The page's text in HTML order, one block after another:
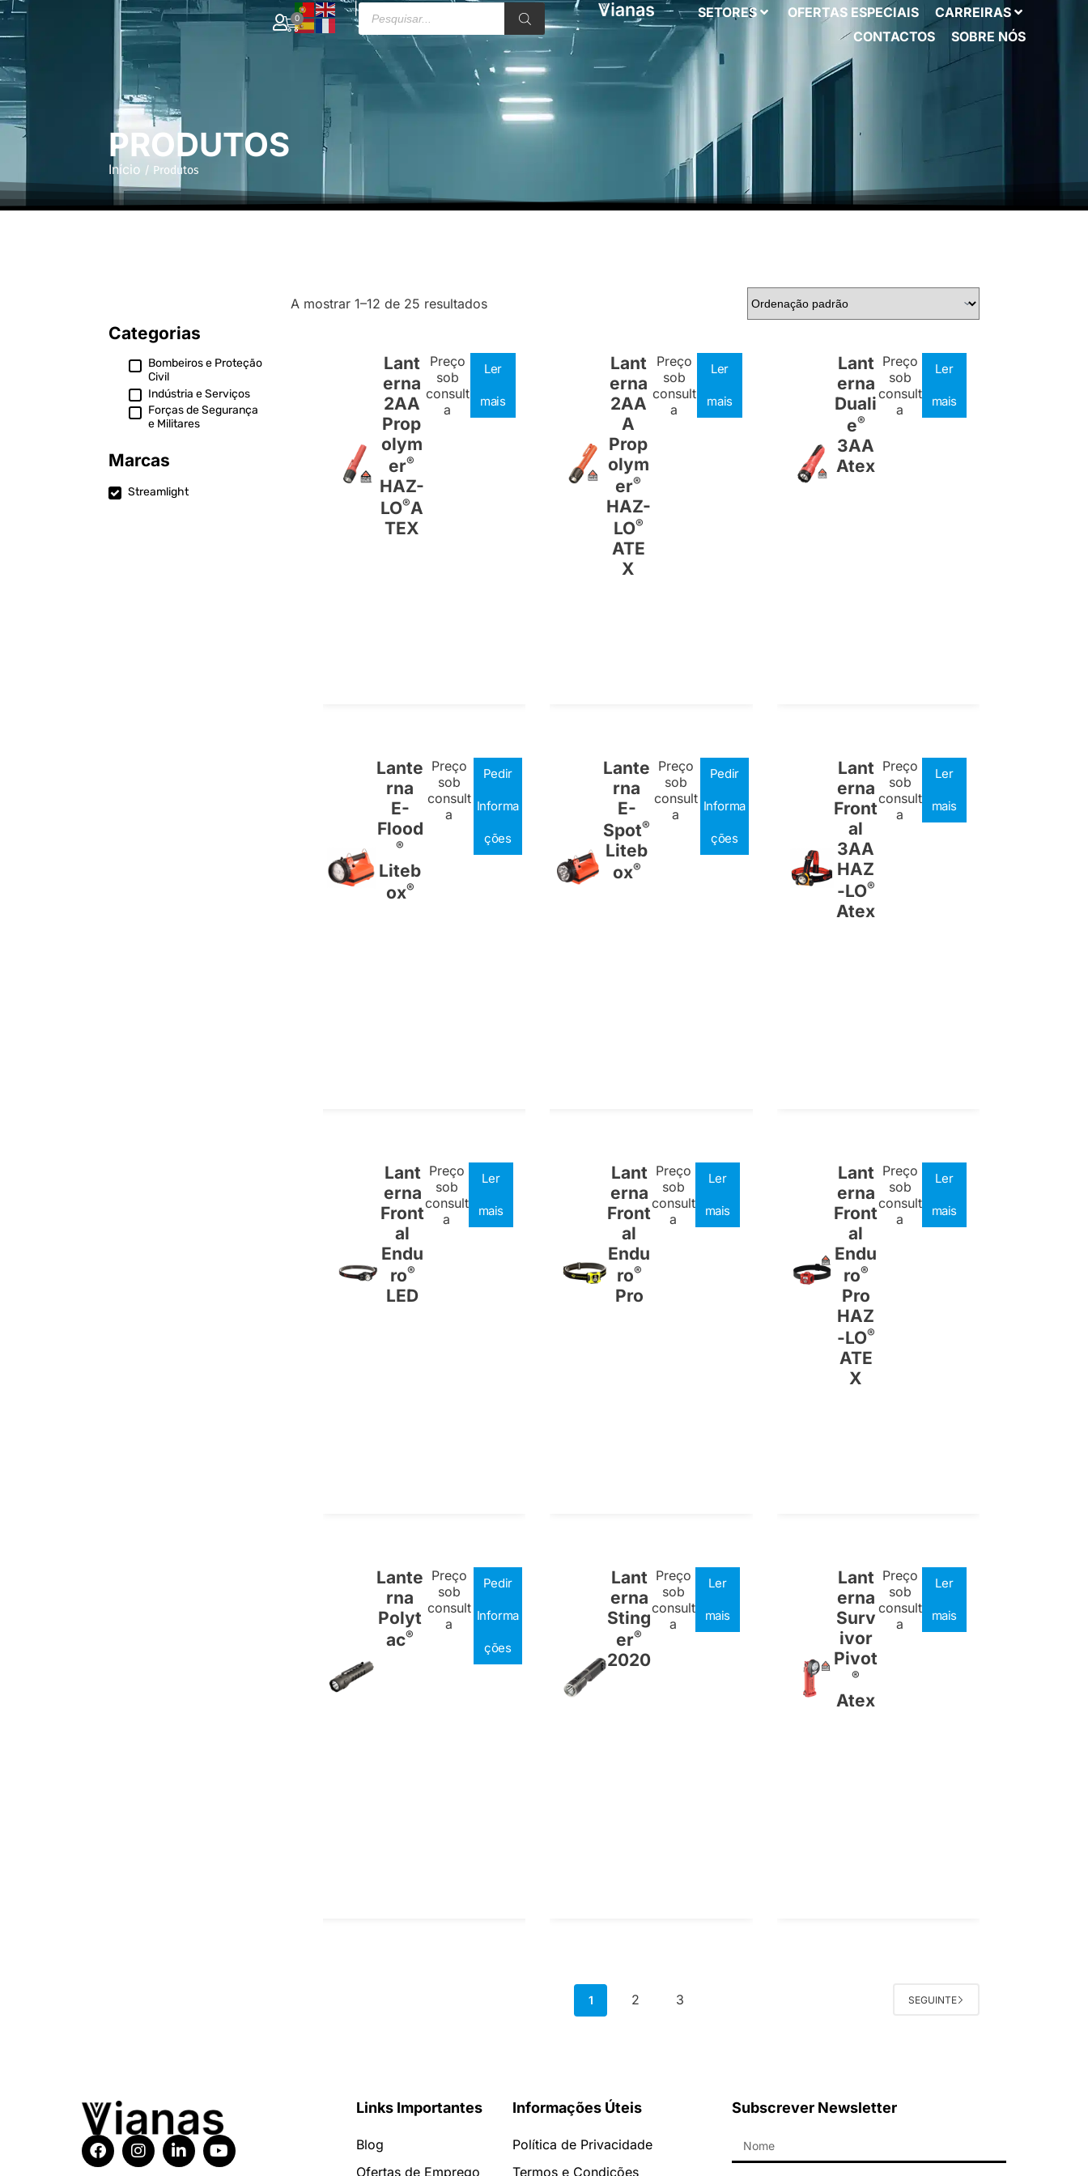
0
| SETORES OFERTAS ESPECIAIS
CARREIRAS
CONTACTOS
SOBRE NÓS
PRODUTOS
Início / Produtos
Categorias
Bombeiros e Proteção
Civil
Indústria e Serviços
Forças de Segurança
e Militares
Marcas
Streamlight
A mostrar 1–12 de 25 resultados
Lant
erna
2AA
Prop
olym
er®
HAZ-
LO®A
TEX
Preço
sob
consult
a
Ler
mais
Lant
erna
2AA
A
Prop
olym
er®
HAZ-
LO®
ATE
X
Preço
sob
consult
a
Ler
mais
Lant
erna
Duali
e®
3AA
Atex
Preço
sob
consult
a
Ler
mais
Lante
rna
E-
Flood
®
Liteb
ox®
Preço
sob
consult
a
Pedir
Informa
ções
Lante
rna
E-
Spot®
Liteb
ox®
Preço
sob
consult
a
Pedir
Informa
ções
Lant
erna
Front
al
3AA
HAZ
-LO®
Atex
Preço
sob
consult
a
Ler
mais
Lant
erna
Front
al
Endu
ro®
LED
Preço
sob
consult
a
Ler
mais
Lant
erna
Front
al
Endu
ro®
Pro
Preço
sob
consult
a
Ler
mais
Lant
erna
Front
al
Endu
ro®
Pro
HAZ
-LO®
ATE
X
Preço
sob
consult
a
Ler
mais
Lante
rna
Polyt
ac®
Preço
sob
consult
a
Pedir
Informa
ções
Lant
erna
Sting
er®
2020
Preço
sob
consult
a
Ler
mais
Lant
erna
Surv
ivor
Pivot
®
Atex
Preço
sob
consult
a
Ler
mais
1 2 3 SEGUINTE
Links Importantes
Blog
Ofertas de Emprego
Informações Úteis
Política de Privacidade
Termos e Condições
Subscrever Newsletter